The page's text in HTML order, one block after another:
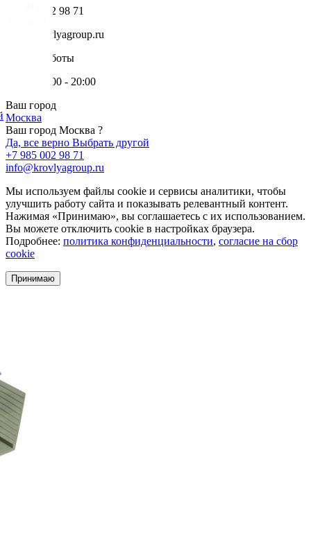
+7 985 002 98 71
info@krovlyagroup.ru
Режим работы
Пн-Пт: 9:00 - 20:00
Ваш город
Москва
Ваш город Москва ?
Да, все верно Выбрать другой
+7 985 002 98 71
info@krovlyagroup.ru
Мы используем файлы cookie и сервисы аналитики, чтобы
улучшить работу сайта и показывать релевантный контент.
Нажимая «Принимаю», вы соглашаетесь с их использованием.
Вы можете отключить cookie в настройках браузера.
Подробнее: политика конфиденциальности, согласие на сбор
cookie
Принимаю